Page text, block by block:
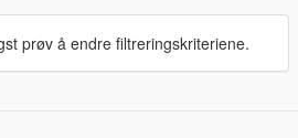
prøv å endre filtreringskriteriene.